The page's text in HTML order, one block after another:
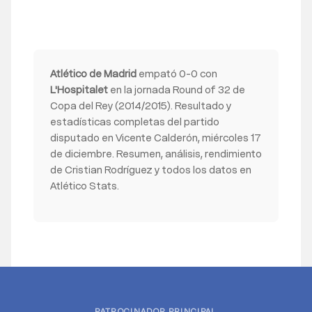
Atlético de Madrid empató 0-0 con
L'Hospitalet en la jornada Round of 32 de
Copa del Rey (2014/2015). Resultado y
estadísticas completas del partido
disputado en Vicente Calderón, miércoles 17
de diciembre. Resumen, análisis, rendimiento
de Cristian Rodríguez y todos los datos en
Atlético Stats.